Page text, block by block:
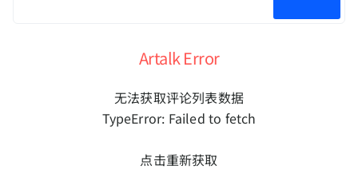
Artalk Error
无法获取评论列表数据
TypeError: Failed to fetch
点击重新获取